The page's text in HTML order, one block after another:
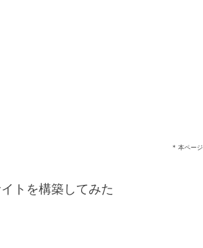
* 本ペー
トを構築してみた